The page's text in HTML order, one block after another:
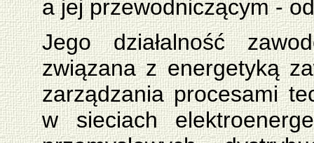
a jej przewodniczącym -
Jego działalność
związana z energetyką
zarządzania procesami
w sieciach